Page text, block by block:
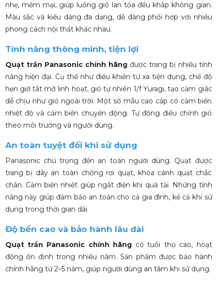
nhẹ, mềm mại, giúp luồng gió lan tỏa đều khắp không gian.
Màu sắc và kiểu dáng đa dạng, dễ dàng phối hợp với nhiều
phong cách nội thất khác nhau.
Tính năng thông minh, tiện lợi
Quạt trần Panasonic chính hãngđược trang bị nhiều tính
năng hiện đại. Cụ thể như điều khiển từ xa tiện dụng, chế độ
hẹn giờ tắt mở linh hoạt, gió tự nhiên 1/f Yuragi, tạo cảm giác
dễ chịu như gió ngoài trời. Một số mẫu cao cấp có cảm biến
nhiệt độ và cảm biến chuyển động. Tự động điều chỉnh gió
theo môi trường và người dùng.
An toàn tuyệt đối khi sử dụng
Panasonic chú trọng đến an toàn người dùng. Quạt được
trang bị dây an toàn chống rơi quạt, khóa cánh quạt chắc
chắn. Cảm biến nhiệt giúp ngắt điện khi quá tải. Những tính
năng này giúp đảm bảo an toàn cho cả gia đình, kể cả khi sử
dụng trong thời gian dài.
Độ bền cao và bảo hành lâu dài
Quạt trần Panasonic chính hãng có tuổi thọ cao, hoạt
động ổn định trong nhiều năm. Sản phẩm được bảo hành
chính hãng từ 2–5 năm, giúp người dùng an tâm khi sử dụng.